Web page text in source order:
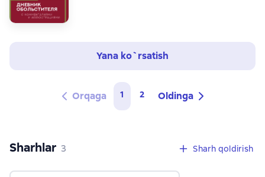
Yana ko`rsatish
Orqaga 1 2 Oldinga
Sharhlar 3 sharhlar
3 Sharh qoldirish